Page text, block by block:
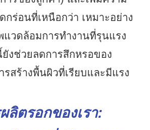
กร่อนที่เหนือกว่า เหมาะอย่าง
แวดล้อมการทำงานที่รุนแรง
ยังช่วยลดการสึกหรอของ
สร้างพื้นผิวที่เรียบและมีแรง
ลิตรอกของเรา: